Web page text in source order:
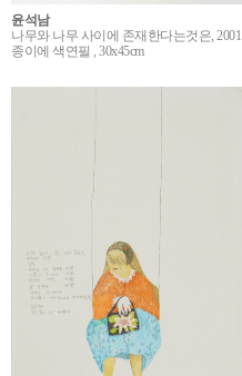
윤석남
나무와 나무 사이에 존재한다는것은, 2001
종이에 색연필 , 30x45cm